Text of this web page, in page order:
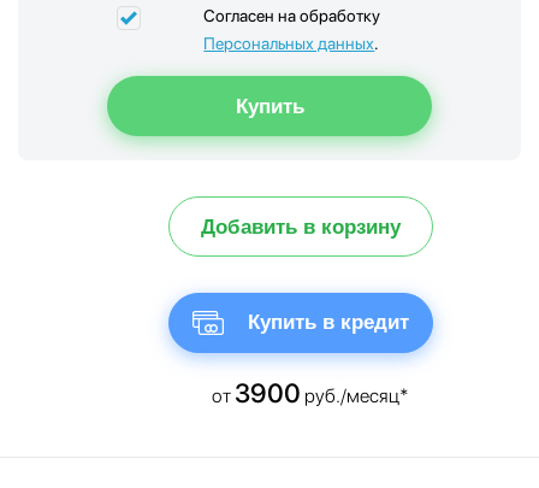
Согласен на обработку
Персональных данных.
Добавить в корзину
Купить в кредит
от 3900 руб./месяц*